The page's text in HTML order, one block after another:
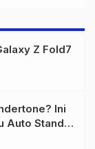
Z Fold7
Ini
Auto Stand